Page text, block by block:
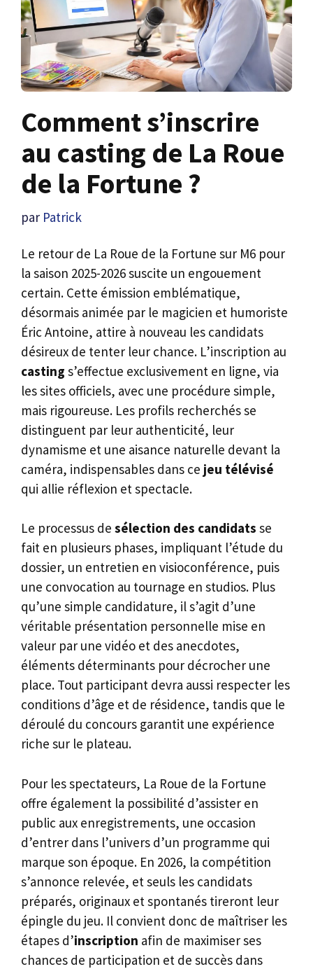
Comment s’inscrire
au casting de La Roue
de la Fortune ?
par Patrick
Le retour de La Roue de la Fortune sur M6 pour
la saison 2025-2026 suscite un engouement
certain. Cette émission emblématique,
désormais animée par le magicien et humoriste
Éric Antoine, attire à nouveau les candidats
désireux de tenter leur chance. L’inscription au
casting s’effectue exclusivement en ligne, via
les sites officiels, avec une procédure simple,
mais rigoureuse. Les profils recherchés se
distinguent par leur authenticité, leur
dynamisme et une aisance naturelle devant la
caméra, indispensables dans ce jeu télévisé
qui allie réflexion et spectacle.
Le processus de sélection des candidats se
fait en plusieurs phases, impliquant l’étude du
dossier, un entretien en visioconférence, puis
une convocation au tournage en studios. Plus
qu’une simple candidature, il s’agit d’une
véritable présentation personnelle mise en
valeur par une vidéo et des anecdotes,
éléments déterminants pour décrocher une
place. Tout participant devra aussi respecter les
conditions d’âge et de résidence, tandis que le
déroulé du concours garantit une expérience
riche sur le plateau.
Pour les spectateurs, La Roue de la Fortune
offre également la possibilité d’assister en
public aux enregistrements, une occasion
d’entrer dans l’univers d’un programme qui
marque son époque. En 2026, la compétition
s’annonce relevée, et seuls les candidats
préparés, originaux et spontanés tireront leur
épingle du jeu. Il convient donc de maîtriser les
étapes d’inscription afin de maximiser ses
chances de participation et de succès dans